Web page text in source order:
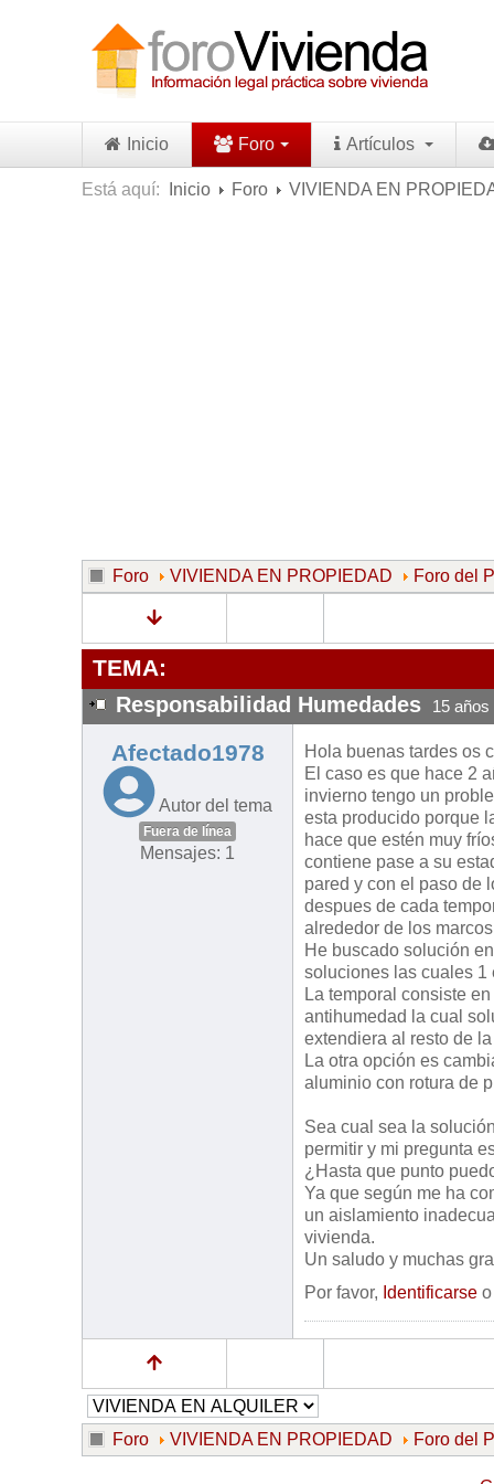
Inicio Foro Artículos
Está aquí: Inicio Foro VIVIENDA EN
Foro VIVIENDA EN PROPIEDAD Foro del
TEMA:
Responsabilidad Humedades 15
Afectado1978
Autor del tema
Fuera de línea
Mensajes: 1
Hola buenas tardes os
El caso es que hace 2
invierno tengo un
esta producido porque
hace que estén muy
contiene pase a su
pared y con el paso de
despues de cada
alrededor de los
He buscado solución
soluciones las cuales 1
La temporal consiste
antihumedad la cual
extendiera al resto de
La otra opción es
aluminio con rotura de
Sea cual sea la
permitir y mi pregunta
¿Hasta que punto
Ya que según me ha
un aislamiento
vivienda.
Un saludo y muchas
Por favor, Identificarse
Foro VIVIENDA EN PROPIEDAD Foro del